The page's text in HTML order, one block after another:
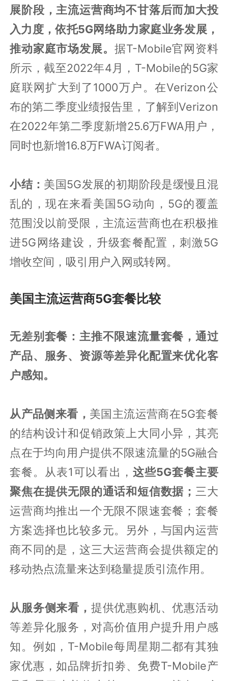
展阶段，主流运营商均不甘落后而加大投
入力度，依托5G网络助力家庭业务发展，
推动家庭市场发展。 据T-Mobile官网资料
所示，截至2022年4月，T-Mobile的5G家
庭联网扩大到了1000万户。在Verizon公
布的第二季度业绩报告里，了解到Verizon
在2022年第二季度新增25.6万FWA用户，
同时也新增16.8万FWA订阅者。
小结： 美国5G发展的初期阶段是缓慢且混
乱的，现在来看美国5G动向，5G的覆盖
范围没以前受限，主流运营商也在积极推
进5G网络建设，升级套餐配置，刺激5G
增收空间，吸引用户入网或转网。
美国主流运营商5G套餐比较
无差别套餐：主推不限速流量套餐，通过
产品、服务、资源等差异化配置来优化客
户感知。
从产品侧来看， 美国主流运营商在5G套餐
的结构设计和促销政策上大同小异，其亮
点在于均向用户提供不限速流量的5G融合
套餐。从表1可以看出， 这些5G套餐主要
聚焦在提供无限的通话和短信数据； 三大
运营商均推出一个无限不限速套餐；套餐
方案选择也比较多元。另外，与国内运营
商不同的是，这三大运营商会提供额定的
移动热点流量来达到稳量提质引流作用。
从服务侧来看， 提供优惠购机、优惠活动
等差异化服务，对高价值用户提升用户感
知。例如，T-Mobile每周星期二都有其独
家优惠，如品牌折扣劵、免费T-Mobile产